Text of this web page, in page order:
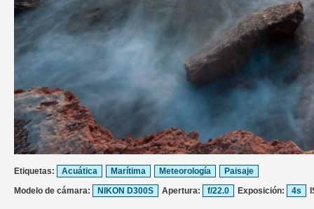
Etiquetas: Acuática Marítima Meteorología
Paisaje
Modelo de cámara:
NIKON D300S Apertura: f/22.0 Exposición: 4s